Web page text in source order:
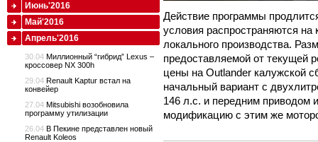
Действие программы
условия распространяются на
локального производства.
предоставляемой от текущей
цены на Outlander калужской
начальный вариант с
146 л.с. и передним приводом
модификацию с этим же
Июнь'2016
Май'2016
Апрель'2016
30.04 Миллионный “гибрид” Lexus –
кроссовер NX 300h
29.04 Renault Kaptur встал на
конвейер
27.04 Mitsubishi возобновила
программу утилизации
26.04 В Пекине представлен новый
Renault Koleos